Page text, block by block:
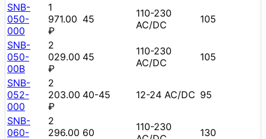
SNB-
050-
000
1
971.00
₽
45
110-230
AC/DC
105
SNB-
050-
00B
2
029.00
₽
45
110-230
AC/DC
105
SNB-
052-
000
2
203.00
₽
40-45 12-24 AC/DC 95
SNB-
060-
2
296.00 60
110-230
130